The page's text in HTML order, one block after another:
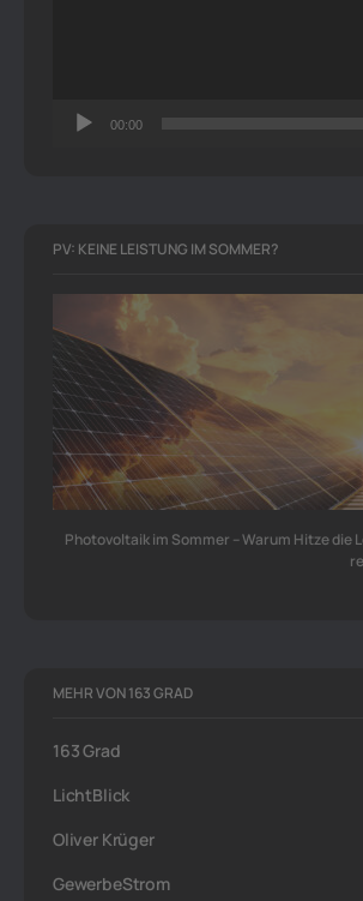
00:00
PV: KEINE LEISTUNG IM SOMMER?
Photovoltaik im Sommer – Warum Hitze die
MEHR VON 163 GRAD
163 Grad
LichtBlick
Oliver Krüger
GewerbeStrom